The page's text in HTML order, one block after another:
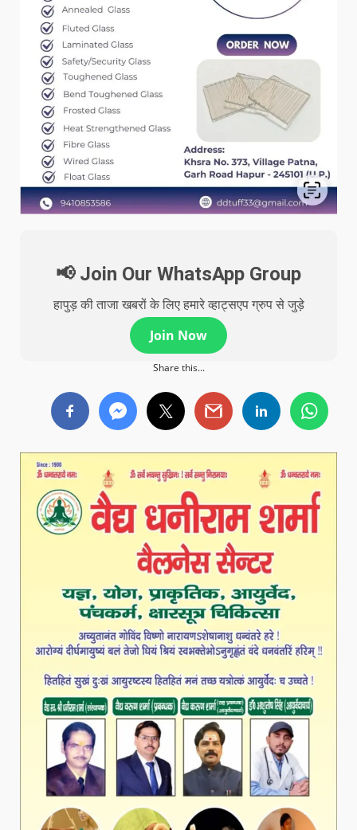
📢 Join Our WhatsApp Group
हापुड़ की ताजा खबरों के लिए हमारे व्हाट्सएप ग्रुप से जुड़े
Join Now
Share this...